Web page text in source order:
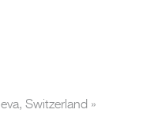
Switzerland »